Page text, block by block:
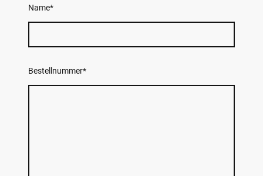
Name*
Bestellnummer*